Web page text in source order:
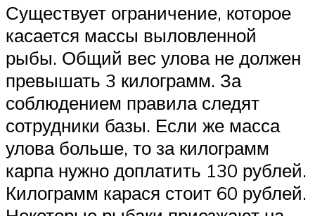
Существует ограничение, которое
касается массы выловленной
рыбы. Общий вес улова не должен
превышать 3 килограмм. За
соблюдением правила следят
сотрудники базы. Если же масса
улова больше, то за килограмм
карпа нужно доплатить 130 рублей.
Килограмм карася стоит 60 рублей.